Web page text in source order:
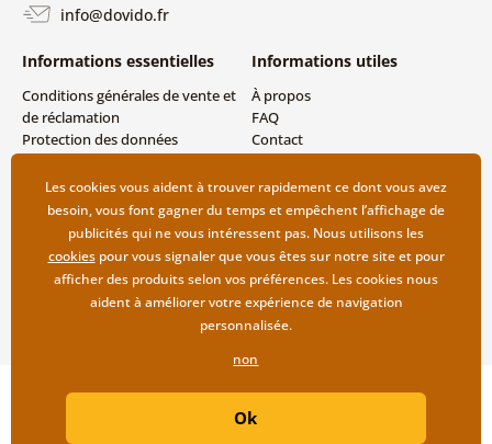
info@dovido.fr
Informations essentielles
Conditions générales de vente et
de réclamation
Protection des données
Modes de livraison et de
paiement
Retour des produits
Informations utiles
À propos
FAQ
Contact
Copyright ©2019 © Dovido.fr.
| Boutique en ligne créée par
Les cookies vous aident à trouver rapidement ce dont vous avez
besoin, vous font gagner du temps et empêchent l’affichage de
publicités qui ne vous intéressent pas. Nous utilisons les
cookiespour vous signaler que vous êtes sur notre site et pour
afficher des produits selon vos préférences. Les cookies nous
aident à améliorer votre expérience de navigation
personnalisée.
non
Ok